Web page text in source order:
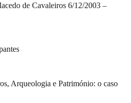
de Cavaleiros 6/12/2003 –
Arqueologia e Património: o caso